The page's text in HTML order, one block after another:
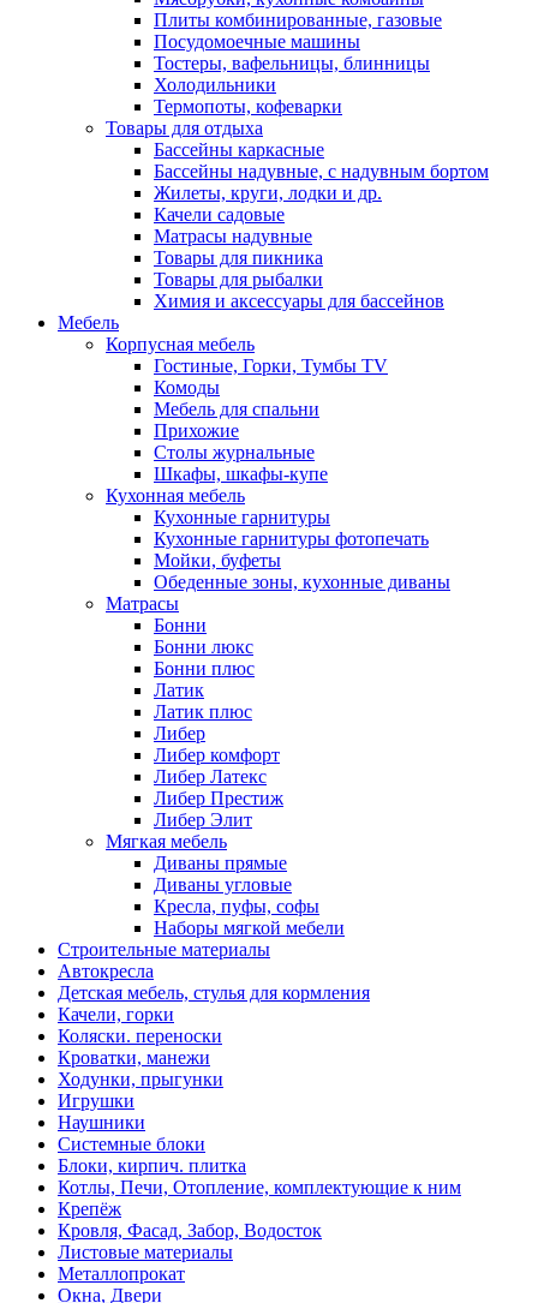
Плиты комбинированные, газовые
Посудомоечные машины
Тостеры, вафельницы, блинницы
Холодильники
Термопоты, кофеварки
Товары для отдыха
Бассейны каркасные
Бассейны надувные, с надувным бортом
Жилеты, круги, лодки и др.
Качели садовые
Матрасы надувные
Товары для пикника
Товары для рыбалки
Химия и аксессуары для бассейнов
Мебель
Корпусная мебель
Гостиные, Горки, Тумбы TV
Комоды
Мебель для спальни
Прихожие
Столы журнальные
Шкафы, шкафы-купе
Кухонная мебель
Кухонные гарнитуры
Кухонные гарнитуры фотопечать
Мойки, буфеты
Обеденные зоны, кухонные диваны
Матрасы
Бонни
Бонни люкс
Бонни плюс
Латик
Латик плюс
Либер
Либер комфорт
Либер Латекс
Либер Престиж
Либер Элит
Мягкая мебель
Диваны прямые
Диваны угловые
Кресла, пуфы, софы
Наборы мягкой мебели
Строительные материалы
Автокресла
Детская мебель, стулья для кормления
Качели, горки
Коляски. переноски
Кроватки, манежи
Ходунки, прыгунки
Игрушки
Наушники
Системные блоки
Блоки, кирпич. плитка
Котлы, Печи, Отопление, комплектующие к ним
Крепёж
Кровля, Фасад, Забор, Водосток
Листовые материалы
Металлопрокат
Окна, Двери